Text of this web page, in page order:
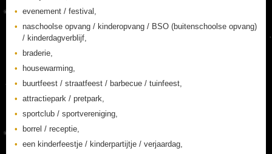
evenement / festival,
naschoolse opvang / kinderopvang / BSO (buitenschoolse opvang)
/ kinderdagverblijf,
braderie,
housewarming,
buurtfeest / straatfeest / barbecue / tuinfeest,
attractiepark / pretpark,
sportclub / sportvereniging,
borrel / receptie,
een kinderfeestje / kinderpartijtje / verjaardag,